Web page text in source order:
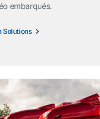
embarqués.
Solutions